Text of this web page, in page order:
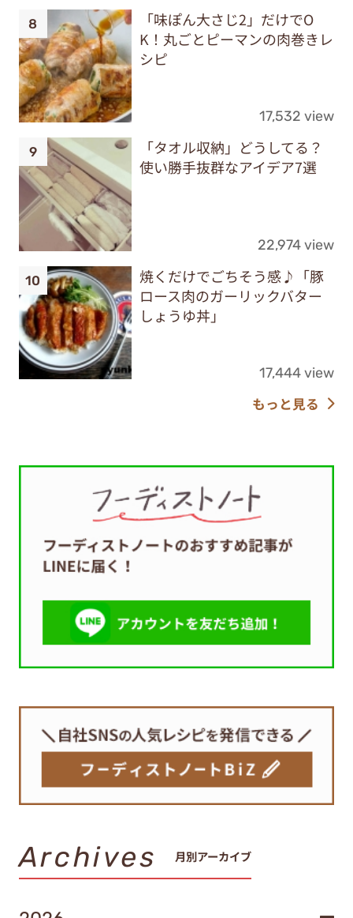
「味ぽん大さじ2」だけでO
K！丸ごとピーマンの肉巻きレ
シピ
17,532 view
「タオル収納」どうしてる？
使い勝手抜群なアイデア7選
22,974 view
焼くだけでごちそう感♪「豚
ロース肉のガーリックバター
しょうゆ丼」
17,444 view
もっと見る
Archives 月別アーカイブ